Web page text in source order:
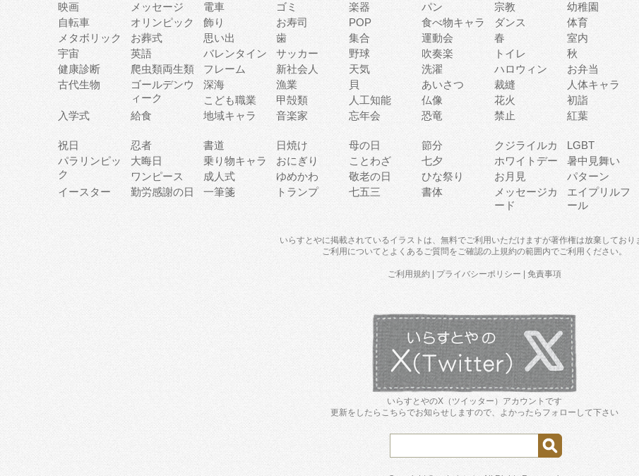
映画
メッセージ 電車 ゴミ 楽器 パン 宗教 幼稚園
自転車
オリンピック 飾り お寿司 POP 食べ物キャラ ダンス 体育
メタボリック
お葬式 思い出 歯 集合 運動会 春 室内
宇宙
英語 バレンタイン サッカー 野球 吹奏楽 トイレ 秋
健康診断
爬虫類両生類 フレーム 新社会人 天気 洗濯 ハロウィン お弁当
古代生物
ゴールデンウ
ィーク
深海 漁業 貝 あいさつ 裁縫 人体キャラ
こども職業
甲殻類 人工知能 仏像 花火 初詣
入学式
給食 地域キャラ 音楽家 忘年会 恐竜 禁止 紅葉
祝日
忍者 書道 日焼け 母の日 節分 クジライルカ LGBT
パラリンピッ
ク
大晦日 乗り物キャラ おにぎり ことわざ 七夕 ホワイトデー 暑中見舞い
ワンピース
成人式 ゆめかわ 敬老の日 ひな祭り お月見 パターン
イースター
勤労感謝の日 一筆箋 トランプ 七五三 書体
メッセージカ
ード
エイプリルフ
ール
いらすとやに掲載されているイラストは、無料でご利用いただけますが著作権は放棄しており
ご利用について と よくあるご質問をご確認の上規約の範囲内でご利用ください。
ご利用規約 プライバシーポリシー |免責事項
いらすとやのX（ツイッター）アカウントです
更新をしたらこちらでお知らせしますので、よかったらフォローして下さい